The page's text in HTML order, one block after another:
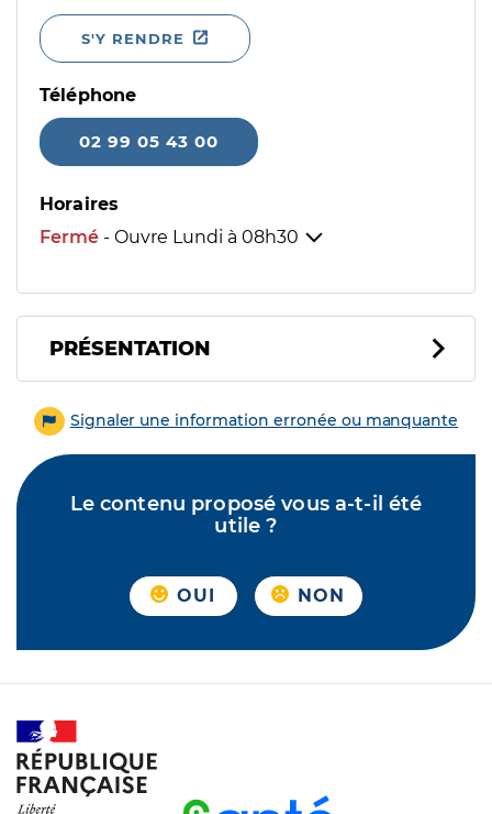
S'Y RENDRE
Téléphone
02 99 05 43 00
Horaires
Fermé - Ouvre Lundi à 08h30
PRÉSENTATION
Signaler une information erronée ou manquante
Le contenu proposé vous a-t-il été
utile ?
OUI NON